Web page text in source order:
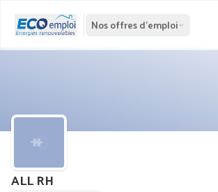
Nos offres d'emploi
ALL RH